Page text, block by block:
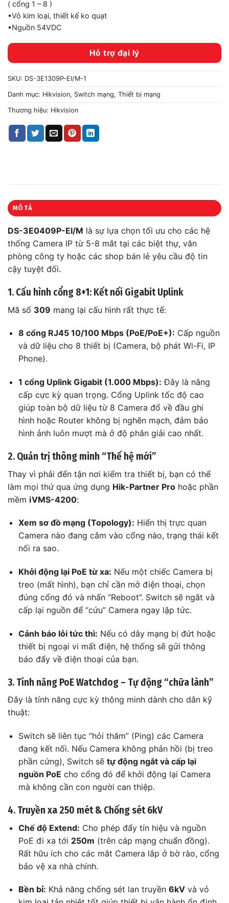
( cổng 1 – 8 )
•Vỏ kim loại, thiết kế ko quạt
•Nguồn 54VDC
Hỗ trợ đại lý
SKU: DS-3E1309P-EI/M-1
Danh mục: Hikvision, Switch mạng, Thiết bị mạng
Thương hiệu: Hikvision
MÔ TẢ
DS-3E0409P-EI/M là sự lựa chọn tối ưu cho các hệ
thống Camera IP từ 5-8 mắt tại các biệt thự, văn
phòng công ty hoặc các shop bán lẻ yêu cầu độ tin
cậy tuyệt đối.
1. Cấu hình cổng 8+1: Kết nối Gigabit Uplink
Mã số 309 mang lại cấu hình rất thực tế:
8 cổng RJ45 10/100 Mbps (PoE/PoE+): Cấp nguồn
và dữ liệu cho 8 thiết bị (Camera, bộ phát Wi-Fi, IP
Phone).
1 cổng Uplink Gigabit (1.000 Mbps): Đây là nâng
cấp cực kỳ quan trọng. Cổng Uplink tốc độ cao
giúp toàn bộ dữ liệu từ 8 Camera đổ về đầu ghi
hình hoặc Router không bị nghẽn mạch, đảm bảo
hình ảnh luôn mượt mà ở độ phân giải cao nhất.
2. Quản trị thông minh “Thế hệ mới”
Thay vì phải đến tận nơi kiểm tra thiết bị, bạn có thể
làm mọi thứ qua ứng dụng Hik-Partner Pro hoặc phần
mềm iVMS-4200:
Xem sơ đồ mạng (Topology): Hiển thị trực quan
Camera nào đang cắm vào cổng nào, trạng thái kết
nối ra sao.
Khởi động lại PoE từ xa: Nếu một chiếc Camera bị
treo (mất hình), bạn chỉ cần mở điện thoại, chọn
đúng cổng đó và nhấn “Reboot”. Switch sẽ ngắt và
cấp lại nguồn để “cứu” Camera ngay lập tức.
Cảnh báo lỗi tức thì: Nếu có dây mạng bị đứt hoặc
thiết bị ngoại vi mất điện, hệ thống sẽ gửi thông
báo đẩy về điện thoại của bạn.
3. Tính năng PoE Watchdog – Tự động “chữa lành”
Đây là tính năng cực kỳ thông minh dành cho dân kỹ
thuật:
Switch sẽ liên tục “hỏi thăm” (Ping) các Camera
đang kết nối. Nếu Camera không phản hồi (bị treo
phần cứng), Switch sẽ tự động ngắt và cấp lại
nguồn PoE cho cổng đó để khởi động lại Camera
mà không cần con người can thiệp.
4. Truyền xa 250 mét & Chống sét 6kV
Chế độ Extend: Cho phép đẩy tín hiệu và nguồn
PoE đi xa tới 250m (trên cáp mạng chuẩn đồng).
Rất hữu ích cho các mắt Camera lắp ở bờ rào, cổng
bảo vệ xa nhà chính.
Bền bỉ: Khả năng chống sét lan truyền 6kVvà vỏ